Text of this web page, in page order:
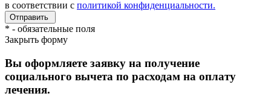
в соответствии с политикой конфиденциальности.
* - обязательные поля
Закрыть форму
Вы оформляете заявку на получение
социального вычета по расходам на оплату
лечения.